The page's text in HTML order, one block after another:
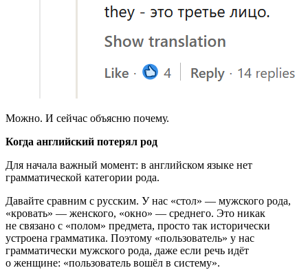
Можно. И сейчас объясню почему.
Когда английский потерял род
Для начала важный момент: в английском языке нет
грамматической категории рода.
Давайте сравним с русским. У нас «стол» — мужского рода,
«кровать» — женского, «окно» — среднего. Это никак
не связано с «полом» предмета, просто так исторически
устроена грамматика. Поэтому «пользователь» у нас
грамматически мужского рода, даже если речь идёт
о женщине: «пользователь вошёл в систему».